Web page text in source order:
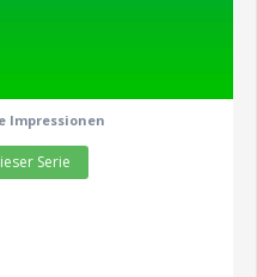
Impressionen
Serie